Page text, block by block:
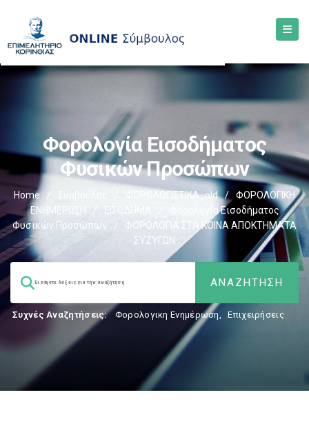
Φορολογία Εισοδήματος
Φυσικών Προσώπων
Home / Σύμβουλος ΦΟΡΟΛΟΓΙΣΤΙΚΑ_old /
ΦΟΡΟΛΟΓΙΚΗ
ΕΝΗΜΕΡΩΣΗ
/ ΕΙΣΟΔΗΜΑ
Φορολογία Εισοδήματος
Φυσικών Προσώπων
/
ΦΟΡΟΛΟΓΙΑ ΣΤΑ ΚΟΙΝΑ ΑΠΟΚΤΗΜΑΤΑ
ΣΥΖΥΓΩΝ
Συχνές Αναζητήσεις: Φορολογικη Ενημέρωση, Επιχειρήσεις